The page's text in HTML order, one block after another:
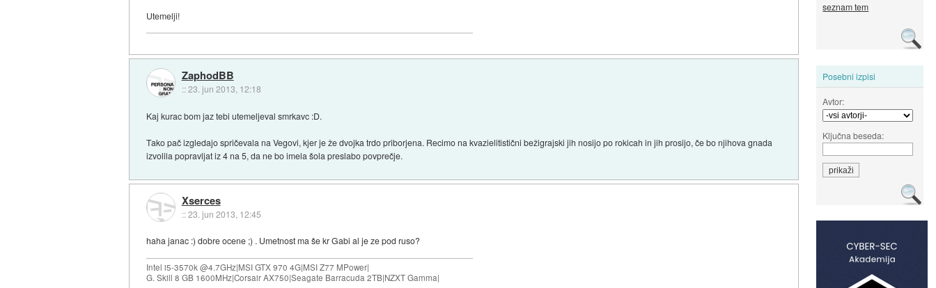
seznam tem
Posebni izpisi
Avtor:
Ključna beseda:
Utemelji!
ZaphodBB
::23. jun 2013, 12:18
Kaj kurac bom jaz tebi utemeljeval smrkavc :D.
Tako pač izgledajo spričevala na Vegovi, kjer je že dvojka trdo priborjena. Recimo na kvazielitistični bežigrajski jih nosijo po rokicah in jih prosijo, če bo njihova gnada
izvolila popravljat iz 4 na 5, da ne bo imela šola preslabo povprečje.
Xserces
::23. jun 2013, 12:45
haha janac :) dobre ocene ;) . Umetnost ma še kr Gabi al je ze pod ruso?
Intel i5-3570k @4.7GHz|MSI GTX 970 4G|MSI Z77 MPower|
G. Skill 8 GB 1600MHz|Corsair AX750|Seagate Barracuda 2TB|NZXT Gamma|